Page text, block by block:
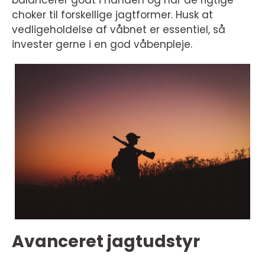
choker til forskellige jagtformer. Husk at
vedligeholdelse af våbnet er essentiel, så
invester gerne i en god våbenpleje.
Avanceret jagtudstyr